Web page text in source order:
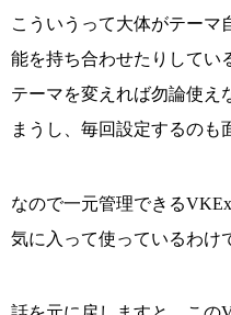
こういうって大体がテーマ
能を持ち合わせたりしてい
テーマを変えれば勿論使え
まうし、毎回設定するのも
なので一元管理できる
気に入って使っているわけ